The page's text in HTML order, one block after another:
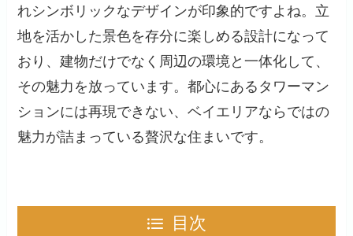
れシンボリックなデザインが印象的ですよね。立
地を活かした景色を存分に楽しめる設計になって
おり、建物だけでなく周辺の環境と一体化して、
その魅力を放っています。都心にあるタワーマン
ションには再現できない、ベイエリアならではの
魅力が詰まっている贅沢な住まいです。
目次